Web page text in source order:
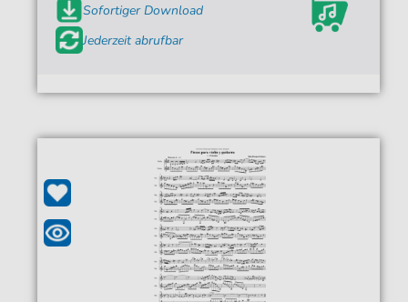
Sofortiger Download
Jederzeit abrufbar